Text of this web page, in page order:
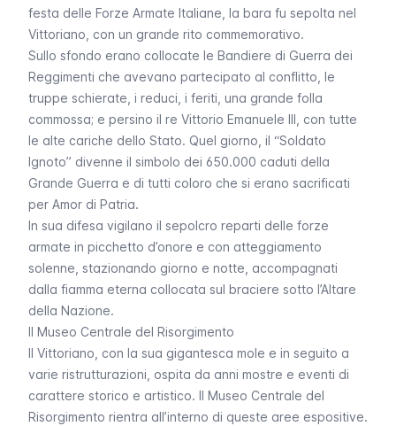
festa delle Forze Armate Italiane, la bara fu sepolta nel
Vittoriano, con un grande rito commemorativo.
Sullo sfondo erano collocate le Bandiere di Guerra dei
Reggimenti che avevano partecipato al conflitto, le
truppe schierate, i reduci, i feriti, una grande folla
commossa; e persino il re Vittorio Emanuele III, con tutte
le alte cariche dello Stato. Quel giorno, il “Soldato
Ignoto” divenne il simbolo dei 650.000 caduti della
Grande Guerra e di tutti coloro che si erano sacrificati
per Amor di Patria.
In sua difesa vigilano il sepolcro reparti delle forze
armate in picchetto d’onore e con atteggiamento
solenne, stazionando giorno e notte, accompagnati
dalla fiamma eterna collocata sul braciere sotto l’Altare
della Nazione.
Il Museo Centrale del Risorgimento
Il Vittoriano, con la sua gigantesca mole e in seguito a
varie ristrutturazioni, ospita da anni mostre e eventi di
carattere storico e artistico. Il Museo Centrale del
Risorgimento rientra all’interno di queste aree espositive.